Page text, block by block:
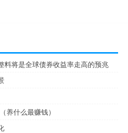
料将是全球债券收益率走高的预兆
养什么最赚钱）